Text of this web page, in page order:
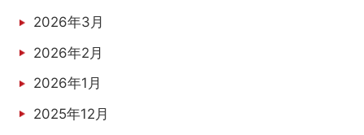
2026年3月
2026年2月
2026年1月
2025年12月